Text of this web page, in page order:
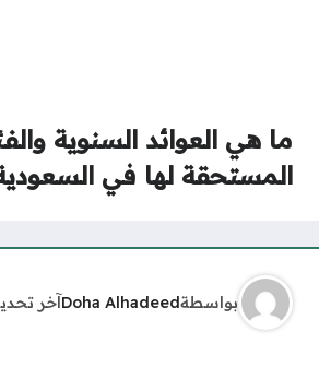
ما هي العوائد السنوية
المستحقة لها في
بواسطةDoha Alhadeedآخر